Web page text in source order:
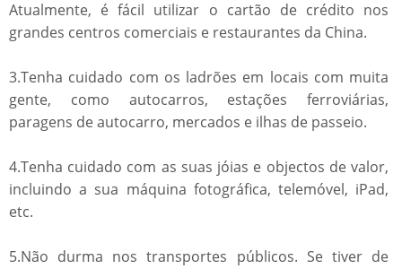
Atualmente, é fácil utilizar o cartão de crédito nos
grandes centros comerciais e restaurantes da China.
3.Tenha cuidado com os ladrões em locais com muita
gente, como autocarros, estações ferroviárias,
paragens de autocarro, mercados e ilhas de passeio.
4.Tenha cuidado com as suas jóias e objectos de valor,
incluindo a sua máquina fotográfica, telemóvel, iPad,
etc.
5.Não durma nos transportes públicos. Se tiver de